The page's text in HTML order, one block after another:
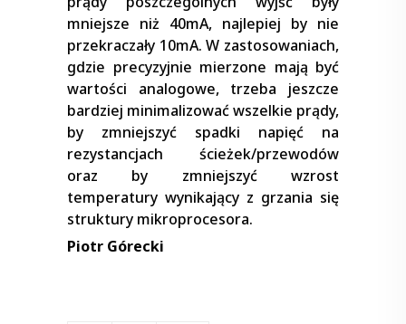
mniejsze niż 40mA, najlepiej by nie
przekraczały 10mA. W zastosowaniach,
gdzie precyzyjnie mierzone mają być
wartości analogowe, trzeba jeszcze
bardziej minimalizować wszelkie prądy,
by zmniejszyć spadki napięć na
rezystancjach ścieżek/przewodów
oraz by zmniejszyć wzrost
temperatury wynikający z grzania się
struktury mikroprocesora.
Piotr Górecki